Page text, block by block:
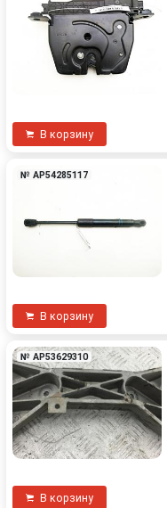
В корзину
№ AP54285117
В корзину
№ AP53629310
В корзину